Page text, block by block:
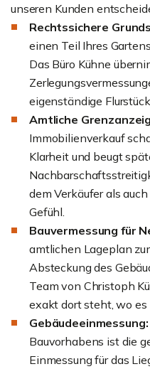
unseren Kunden
Rechtssichere
einen Teil Ihres
Das Büro Kühne
eigenständige
Amtliche
Immobilienverkauf
Klarheit und beugt
dem Verkäufer als
Gefühl.
Bauvermessung für
amtlichen Lageplan
Absteckung des
Team von Christoph
exakt dort steht, wo es
Gebäudeeinmessung:
Bauvorhabens ist die
Einmessung für das